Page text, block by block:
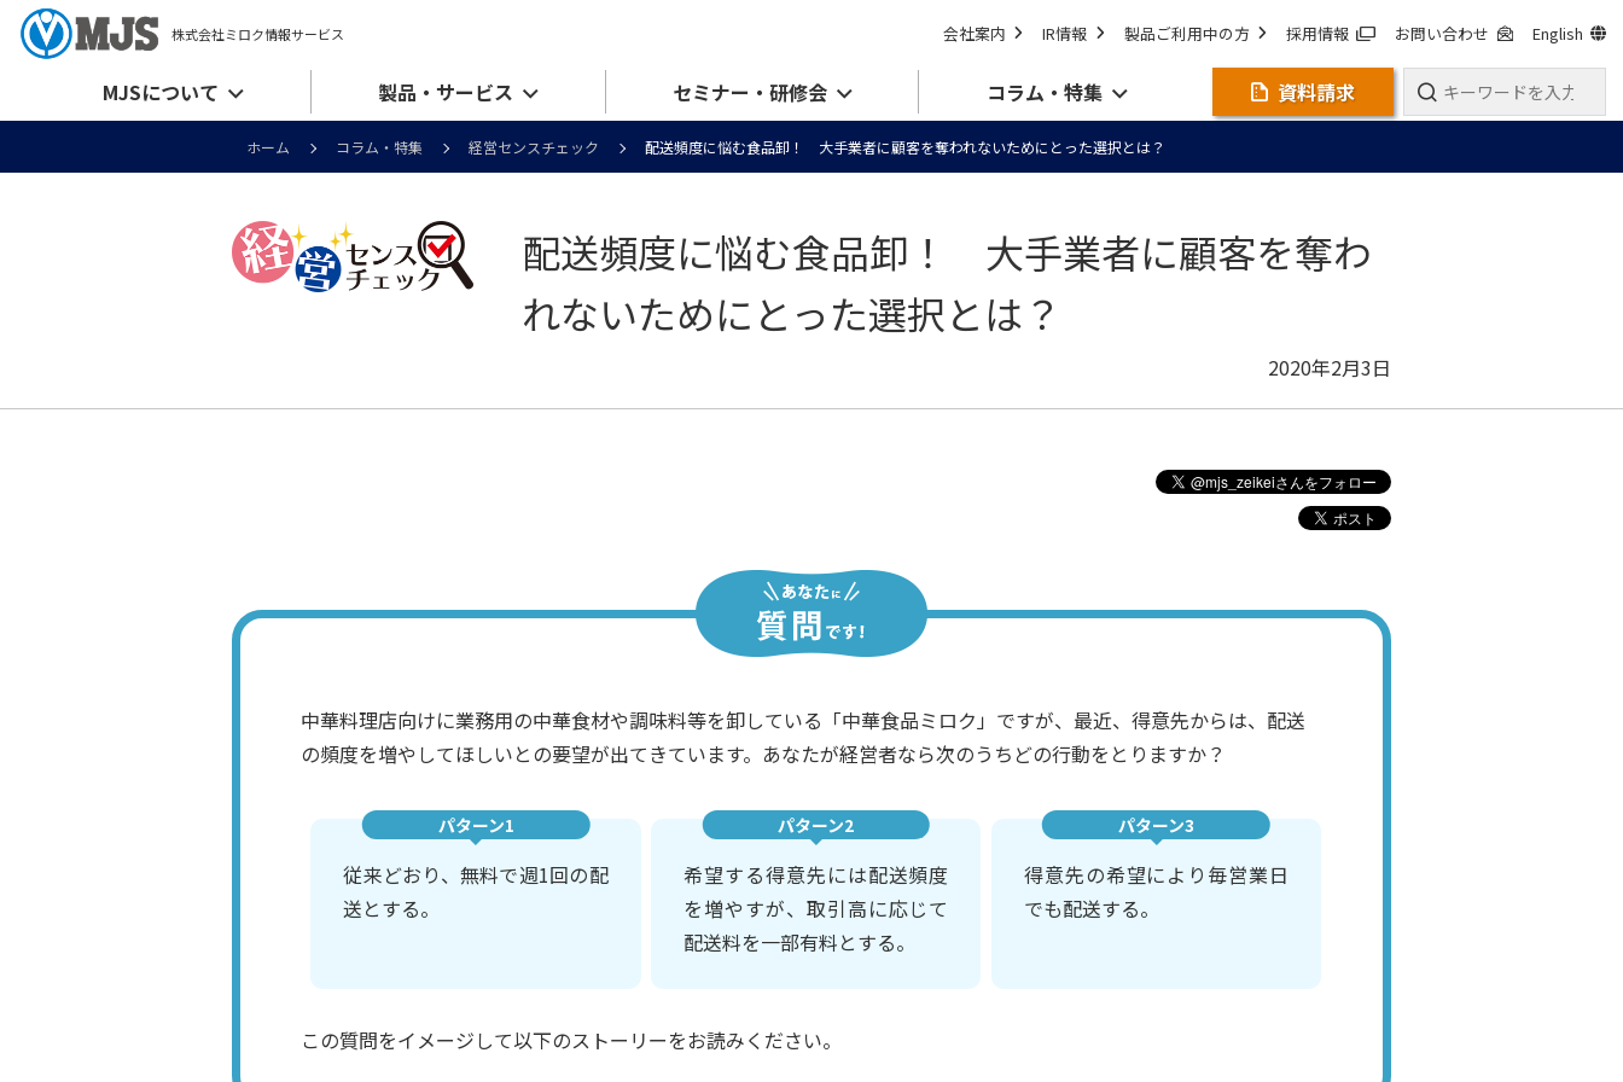
株式会社ミロク情報サービス 会社案内 IR情報 製品ご利用中の方 採用情報 お問い合わせ English
MJSについて 製品・サービス セミナー・研修会 コラム・特集 資料請求
ホーム コラム・特集 経営センスチェック 配送頻度に悩む食品卸！ 大手業者に顧客を奪われないためにとった選択とは？
配送頻度に悩む食品卸！ 大手業者に顧客を奪わ
れないためにとった選択とは？
2020年2月3日
中華料理店向けに業務用の中華食材や調味料等を卸している「中華食品ミロク」ですが、最近、得意先からは、配送
の頻度を増やしてほしいとの要望が出てきています。あなたが経営者なら次のうちどの行動をとりますか？
パターン1
従来どおり、無料で週1回の配
送とする。
パターン2
希望する得意先には配送頻度
を増やすが、取引高に応じて
配送料を一部有料とする。
パターン3
得意先の希望により毎営業日
でも配送する。
この質問をイメージして以下のストーリーをお読みください。